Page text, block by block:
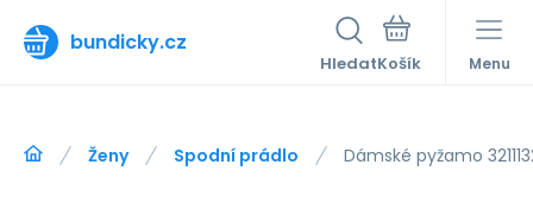
bundicky.cz
Hledat Menu
Ženy Spodní prádlo Dámské pyžamo